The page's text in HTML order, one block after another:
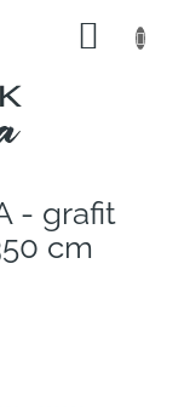
- grafit
cm